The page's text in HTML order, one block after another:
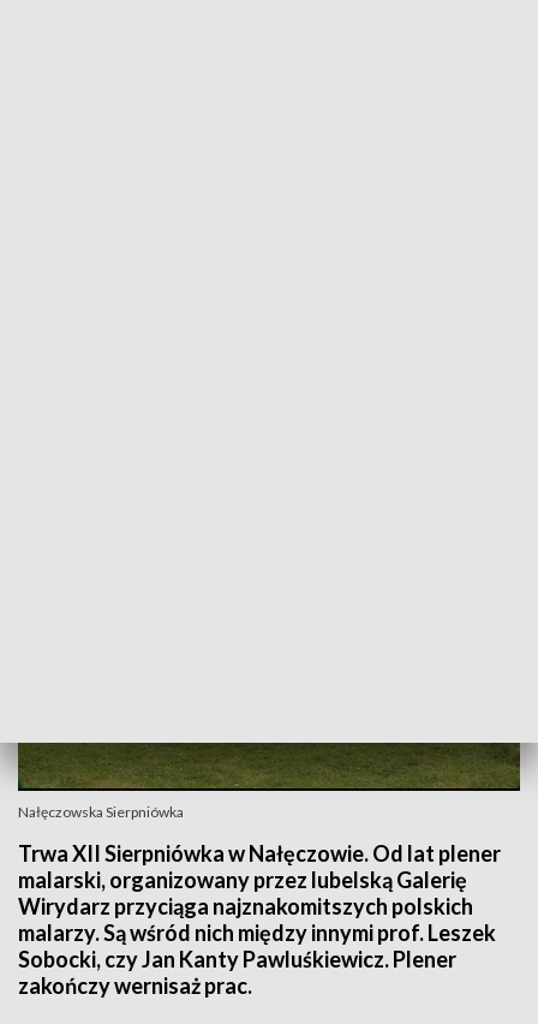
Nałęczowska Sierpniówka
Trwa XII Sierpniówka w Nałęczowie. Od lat plener
malarski, organizowany przez lubelską Galerię
Wirydarz przyciąga najznakomitszych polskich
malarzy. Są wśród nich między innymi prof. Leszek
Sobocki, czy Jan Kanty Pawluśkiewicz. Plener
zakończy wernisaż prac.